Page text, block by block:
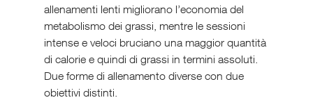
allenamenti lenti migliorano l’economia del
metabolismo dei grassi, mentre le sessioni
intense e veloci bruciano una maggior quantità
di calorie e quindi di grassi in termini assoluti.
Due forme di allenamento diverse con due
obiettivi distinti.